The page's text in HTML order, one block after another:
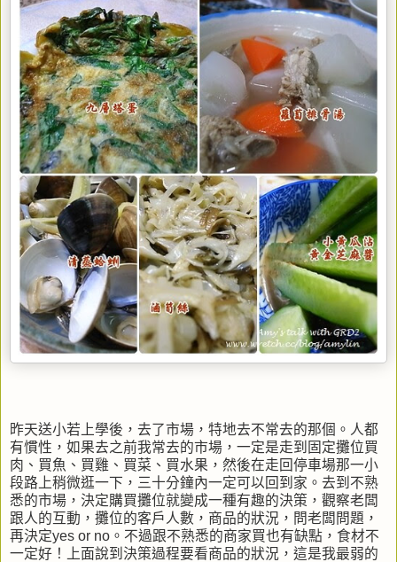
昨天送小若上學後，去了市場，特地去不常去的那個。人都
有慣性，如果去之前我常去的市場，一定是走到固定攤位買
肉、買魚、買雞、買菜、買水果，然後在走回停車場那一小
段路上稍微逛一下，三十分鐘內一定可以回到家。去到不熟
悉的市場，決定購買攤位就變成一種有趣的決策，觀察老闆
跟人的互動，攤位的客戶人數，商品的狀況，問老闆問題，
再決定yes or no。不過跟不熟悉的商家買也有缺點，食材不
一定好！上面說到決策過程要看商品的狀況，這是我最弱的